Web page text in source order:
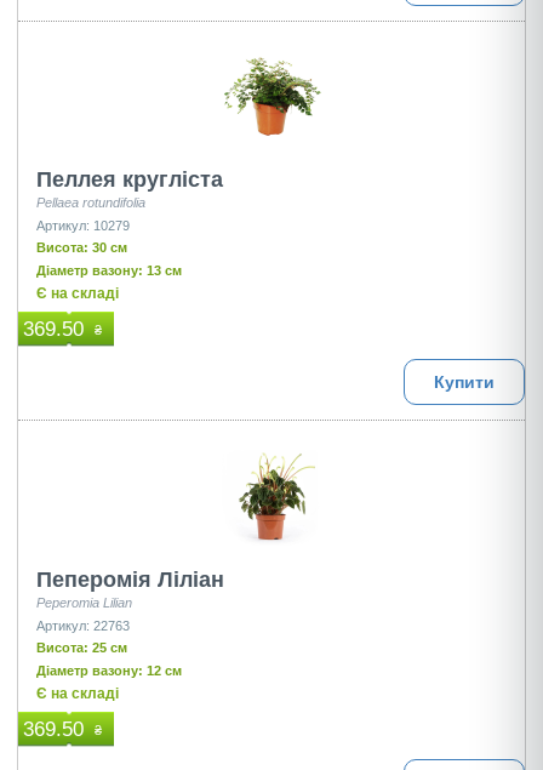
Пеллея кругліста
Pellaea rotundifolia
Артикул: 10279
Висота: 30 см
Діаметр вазону: 13 см
Є на складі
369.50 ₴
Купити
Пеперомія Лiлiан
Peperomia Lilian
Артикул: 22763
Висота: 25 см
Діаметр вазону: 12 см
Є на складі
369.50 ₴